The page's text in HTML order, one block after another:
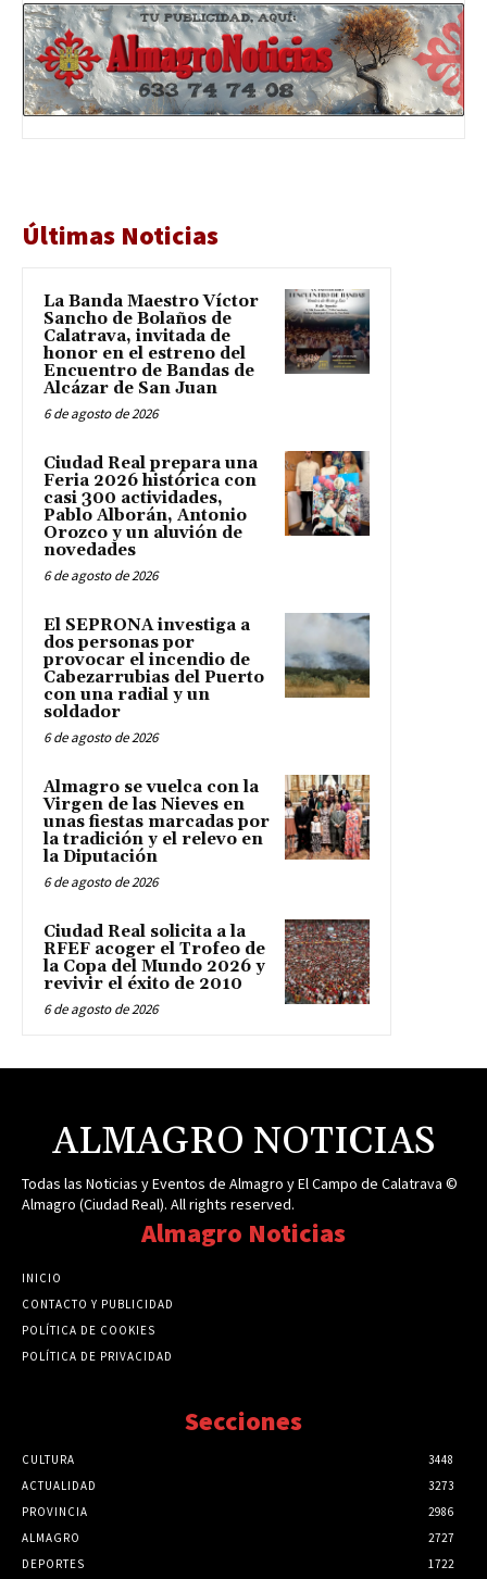
Últimas Noticias
La Banda Maestro Víctor
Sancho de Bolaños de
Calatrava, invitada de
honor en el estreno del
Encuentro de Bandas de
Alcázar de San Juan
6 de agosto de 2026
Ciudad Real prepara una
Feria 2026 histórica con
casi 300 actividades,
Pablo Alborán, Antonio
Orozco y un aluvión de
novedades
6 de agosto de 2026
El SEPRONA investiga a
dos personas por
provocar el incendio de
Cabezarrubias del Puerto
con una radial y un
soldador
6 de agosto de 2026
Almagro se vuelca con la
Virgen de las Nieves en
unas fiestas marcadas por
la tradición y el relevo en
la Diputación
6 de agosto de 2026
Ciudad Real solicita a la
RFEF acoger el Trofeo de
la Copa del Mundo 2026 y
revivir el éxito de 2010
6 de agosto de 2026
ALMAGRO NOTICIAS
Todas las Noticias y Eventos de Almagro y El Campo de Calatrava ©
Almagro (Ciudad Real). All rights reserved.
Almagro Noticias
INICIO
CONTACTO Y PUBLICIDAD
POLÍTICA DE COOKIES
POLÍTICA DE PRIVACIDAD
Secciones
CULTURA
3448
ACTUALIDAD
3273
PROVINCIA
2986
ALMAGRO
2727
DEPORTES
1722